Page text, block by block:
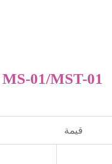
مواصفات الألياف براج مقضب سلالة الاستشعار MS-01/MST-01
قيمة